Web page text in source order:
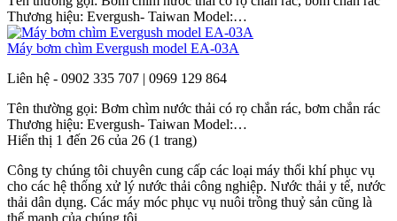
Thương hiệu: Evergush- Taiwan Model:…
Máy bơm chìm Evergush model EA-03A
Liên hệ - 0902 335 707 | 0969 129 864
Tên thường gọi: Bơm chìm nước thải có rọ chắn rác, bơm chắn rác
Thương hiệu: Evergush- Taiwan Model:…
Hiển thị 1 đến 26 của 26 (1 trang)
Công ty chúng tôi chuyên cung cấp các loại máy thổi khí phục vụ
cho các hệ thống xử lý nước thải công nghiệp. Nước thải y tế, nước
thải dân dụng. Các máy móc phục vụ nuôi trồng thuỷ sản cũng là
thế mạnh của chúng tôi.